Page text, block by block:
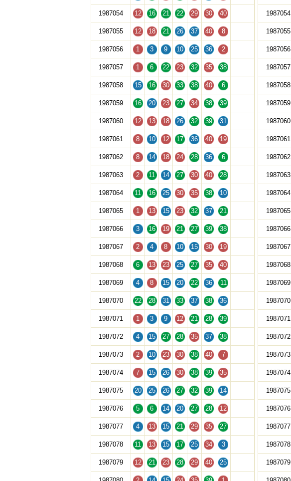
1987054 12 16 21 22 29 30 40
1987055 12 18 21 26 37 40 8
1987056 1 3 9 10 25 36 2
1987057 1 6 22 23 32 35 38
1987058 15 16 30 33 38 40 6
1987059 16 20 23 27 34 38 39
1987060 12 13 18 26 32 39 31
1987061 8 10 12 17 36 40 19
1987062 8 14 18 24 28 36 6
1987063 2 11 14 27 30 40 28
1987064 11 16 25 30 35 38 10
1987065 1 13 15 23 32 37 21
1987066 3 16 19 21 27 39 38
1987067 2 4 8 10 15 30 19
1987068 6 13 23 25 27 35 40
1987069 4 8 15 20 22 36 11
1987070 22 28 31 33 37 38 36
1987071 1 3 9 12 21 28 39
1987072 4 15 27 28 35 37 38
1987073 2 10 23 30 38 40 7
1987074 7 15 26 30 38 39 35
1987075 20 25 26 27 32 39 14
1987076 5 6 14 20 27 28 12
1987077 4 13 15 21 29 35 27
1987078 11 13 15 17 25 34 3
1987079 12 21 23 28 29 40 25
1987054
1987055
1987056
1987057
1987058
1987059
1987060
1987061
1987062
1987063
1987064
1987065
1987066
1987067
1987068
1987069
1987070
1987071
1987072
1987073
1987074
1987075
1987076
1987077
1987078
1987079